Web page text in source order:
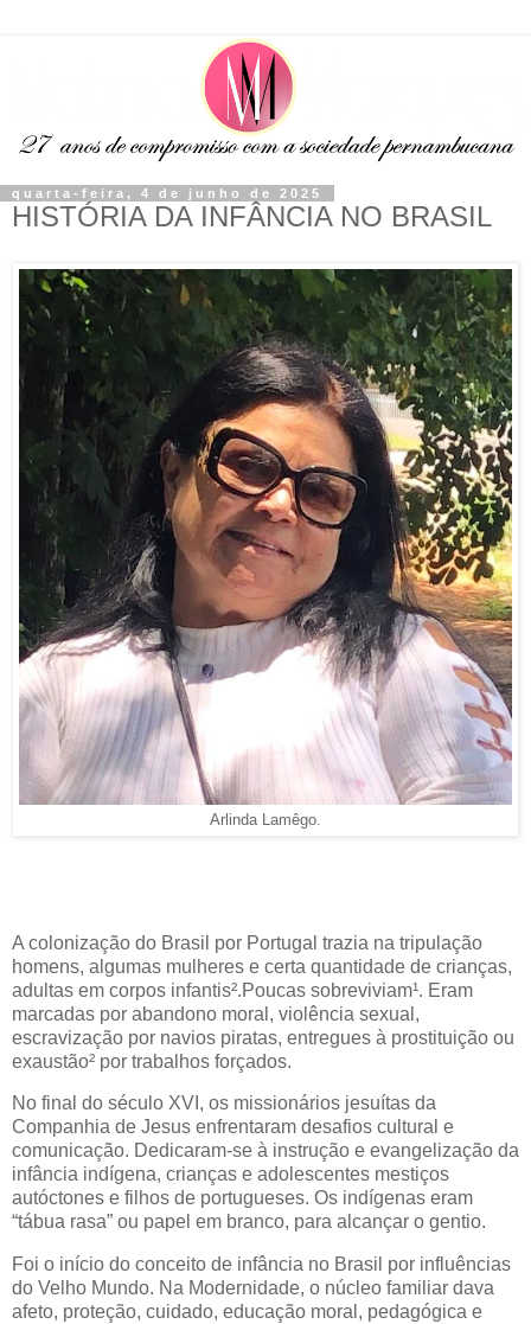
quarta-feira, 4 de junho de 2025
HISTÓRIA DA INFÂNCIA NO BRASIL
Arlinda Lamêgo.
A colonização do Brasil por Portugal trazia na tripulação
homens, algumas mulheres e certa quantidade de crianças,
adultas em corpos infantis².Poucas sobreviviam¹. Eram
marcadas por abandono moral, violência sexual,
escravização por navios piratas, entregues à prostituição ou
exaustão² por trabalhos forçados.
No final do século XVI, os missionários jesuítas da
Companhia de Jesus enfrentaram desafios cultural e
comunicação. Dedicaram-se à instrução e evangelização da
infância indígena, crianças e adolescentes mestiços
autóctones e filhos de portugueses. Os indígenas eram
“tábua rasa” ou papel em branco, para alcançar o gentio.
Foi o início do conceito de infância no Brasil por influências
do Velho Mundo. Na Modernidade, o núcleo familiar dava
afeto, proteção, cuidado, educação moral, pedagógica e